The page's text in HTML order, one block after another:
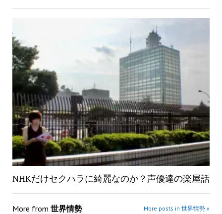
NHKだけセクハラに綺麗なのか？声優達の楽屋話
More from 世界情勢 More posts in 世界情勢 »